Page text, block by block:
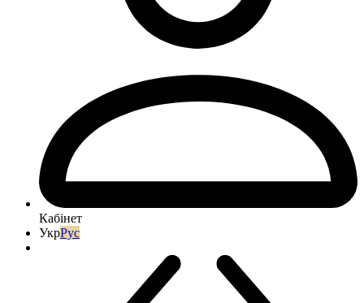
Кабінет
УкрРус